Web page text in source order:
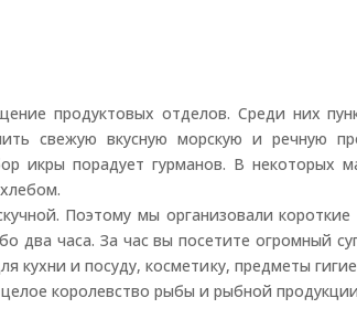
продуктовых отделов. Среди них
свежую вкусную морскую и речную
икры порадует гурманов. В некоторых
Поэтому мы организовали
два часа. За час вы посетите огромный
кухни и посуду, косметику, предметы
королевство рыбы и рыбной